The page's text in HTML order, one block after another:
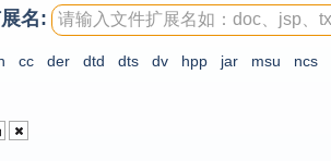
名:
cc der dtd dts dv hpp jar msu ncs